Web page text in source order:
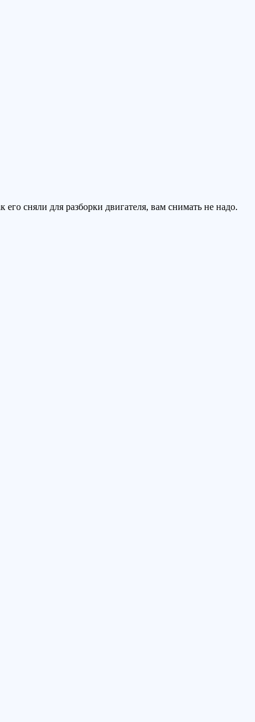
сняли для разборки двигателя, вам снимать не надо.